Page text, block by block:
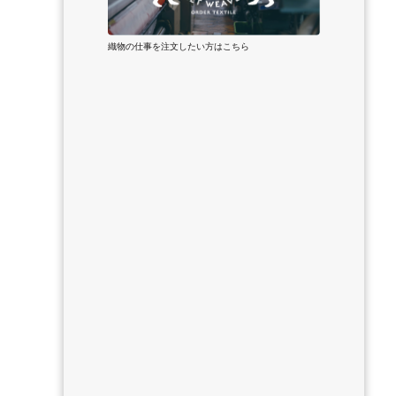
織物の仕事を注文したい方はこちら